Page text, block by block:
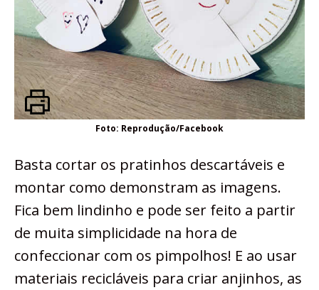
Foto: Reprodução/Facebook
Basta cortar os pratinhos descartáveis e
montar como demonstram as imagens.
Fica bem lindinho e pode ser feito a partir
de muita simplicidade na hora de
confeccionar com os pimpolhos! E ao usar
materiais recicláveis para criar anjinhos, as